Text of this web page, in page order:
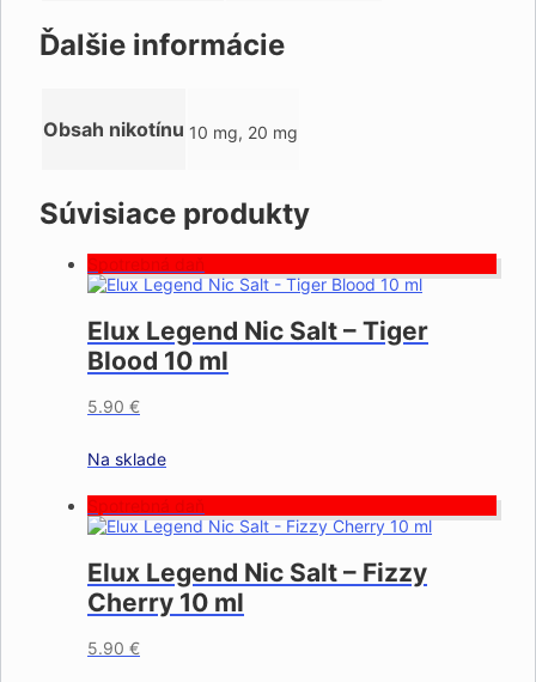
Ďalšie informácie
Obsah nikotínu 10 mg, 20 mg
Súvisiace produkty
Spotrebná daň
Elux Legend Nic Salt – Tiger
Blood 10 ml
5.90 €
Na sklade
Spotrebná daň
Elux Legend Nic Salt – Fizzy
Cherry 10 ml
5.90 €